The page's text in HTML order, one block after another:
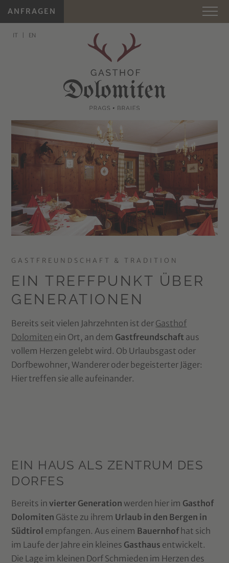
ANFRAGEN
IT EN
GASTFREUNDSCHAFT & TRADITION
EIN TREFFPUNKT ÜBER
GENERATIONEN
Bereits seit vielen Jahrzehnten ist der Gasthof
Dolomiten ein Ort, an dem Gastfreundschaft aus
vollem Herzen gelebt wird. Ob Urlaubsgast oder
Dorfbewohner, Wanderer oder begeisterter Jäger:
Hier treffen sie alle aufeinander.
EIN HAUS ALS ZENTRUM DES
DORFES
Bereits invierter Generation werden hier im Gasthof
Dolomiten Gäste zu ihrem Urlaub in den Bergen in
Südtirol empfangen. Aus einem Bauernhofhat sich
im Laufe der Jahre ein kleines Gasthaus entwickelt.
Die Lage im kleinen Dorf Schmieden im Herzen des